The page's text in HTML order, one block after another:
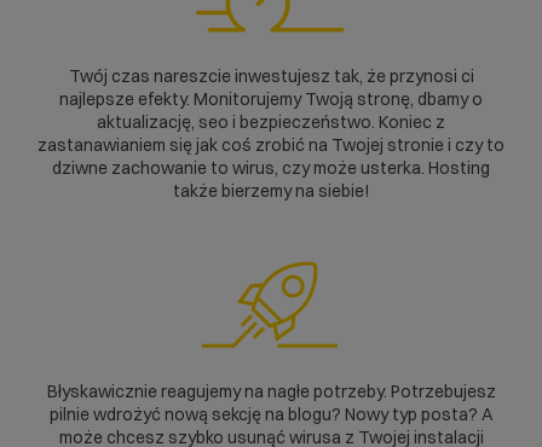
Twój czas nareszcie inwestujesz tak, że przynosi ci
najlepsze efekty. Monitorujemy Twoją stronę, dbamy o
aktualizację, seo i bezpieczeństwo. Koniec z
zastanawianiem się jak coś zrobić na Twojej stronie i czy to
dziwne zachowanie to wirus, czy może usterka. Hosting
także bierzemy na siebie!
Błyskawicznie reagujemy na nagłe potrzeby. Potrzebujesz
pilnie wdrożyć nową sekcję na blogu? Nowy typ posta? A
może chcesz szybko usunąć wirusa z Twojej instalacji